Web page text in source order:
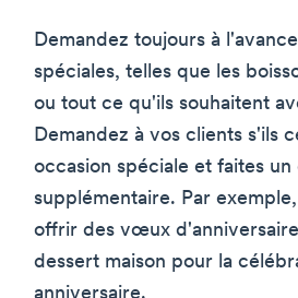
Demandez toujours à
spéciales, telles que les
ou tout ce qu'ils souhaitent
Demandez à vos clients s'ils
occasion spéciale et faites
supplémentaire. Par
offrir des vœux
dessert maison pour la